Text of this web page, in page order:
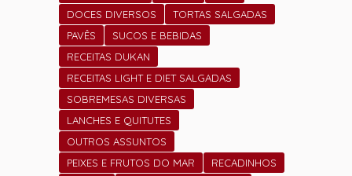
DOCES DIVERSOS
TORTAS SALGADAS
PAVÊS
SUCOS E BEBIDAS
RECEITAS DUKAN
RECEITAS LIGHT E DIET SALGADAS
SOBREMESAS DIVERSAS
LANCHES E QUITUTES
OUTROS ASSUNTOS
PEIXES E FRUTOS DO MAR
RECADINHOS